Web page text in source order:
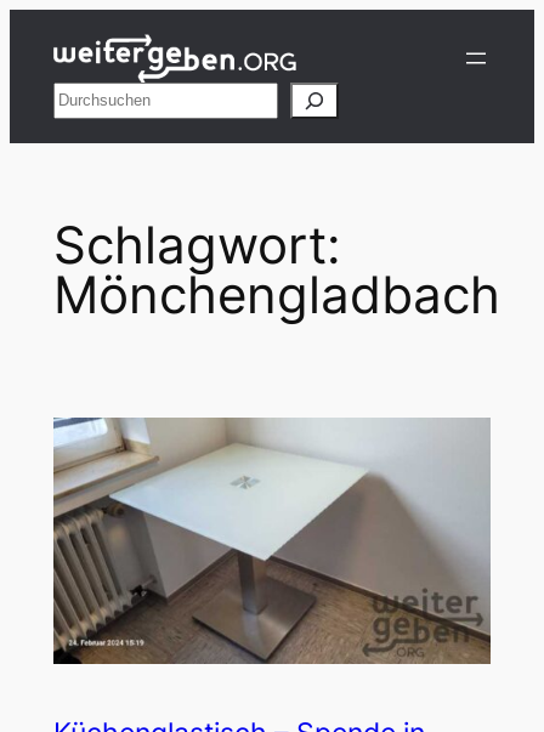
Inhalt
springenSuchen
Schlagwort:
Mönchengladbach